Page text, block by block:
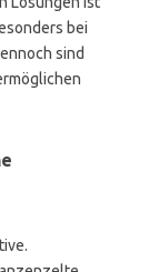
bei
sind